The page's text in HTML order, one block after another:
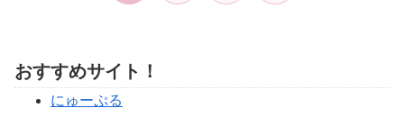
おすすめサイト！
にゅーぷる